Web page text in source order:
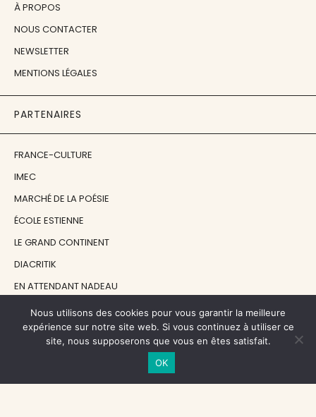
À PROPOS
NOUS CONTACTER
NEWSLETTER
MENTIONS LÉGALES
PARTENAIRES
FRANCE-CULTURE
IMEC
MARCHÉ DE LA POÉSIE
ÉCOLE ESTIENNE
LE GRAND CONTINENT
DIACRITIK
EN ATTENDANT NADEAU
NOS SOUTIENS
Nous utilisons des cookies pour vous garantir la meilleure
expérience sur notre site web. Si vous continuez à utiliser ce
site, nous supposerons que vous en êtes satisfait.
OK